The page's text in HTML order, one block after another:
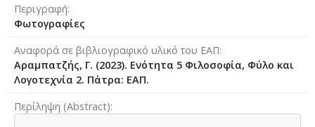
Περιγραφή
Φωτογραφίες
Αναφορά σε βιβλιογραφικό υλικό του ΕΑΠ
Αραμπατζής, Γ. (2023). Ενότητα 5 Φιλοσοφία, Φύλο και
Λογοτεχνία 2. Πάτρα: ΕΑΠ.
Περίληψη (Abstract)